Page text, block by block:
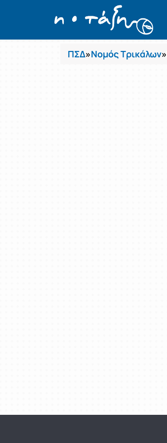
Μαθήματα
ΠΣΔ»Νομός Τρικάλων»